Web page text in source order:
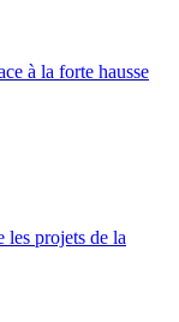
à la forte hausse
les projets de la